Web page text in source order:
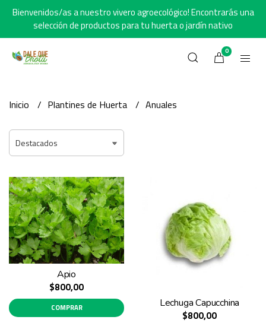
Bienvenidos/as a nuestro vivero agroecológico! Encontrarás una
selección de productos para tu huerta o jardín nativo
0
Inicio Plantines de Huerta Anuales
Apio
$800,00
COMPRAR Lechuga Capucchina
$800,00